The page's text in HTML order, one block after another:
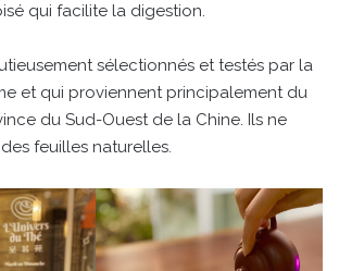
qui facilite la digestion.
sélectionnés et testés par la
et qui proviennent principalement du
du Sud-Ouest de la Chine. Ils ne
feuilles naturelles.